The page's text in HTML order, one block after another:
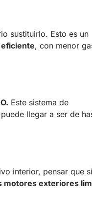
sustituirlo. Esto es un
, con menor
Este sistema de
llegar a ser de
interior, pensar que
motores exteriores